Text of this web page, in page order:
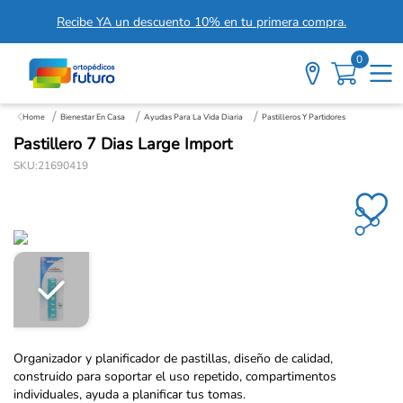
Recibe YA un descuento 10% en tu primera compra.
0
Bienestar En Casa Ayudas Para La Vida Diaria Pastilleros Y Partidores
Pastillero 7 Dias Large Import
SKU:21690419
Organizador y planificador de pastillas, diseño de calidad,
construido para soportar el uso repetido, compartimentos
individuales, ayuda a planificar tus tomas.